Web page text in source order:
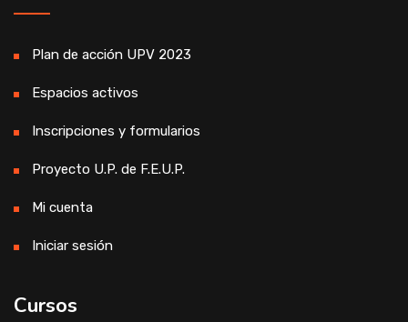
Plan de acción UPV 2023
Espacios activos
Inscripciones y formularios
Proyecto U.P. de F.E.U.P.
Mi cuenta
Iniciar sesión
Cursos